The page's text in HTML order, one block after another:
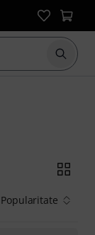
Popularitate